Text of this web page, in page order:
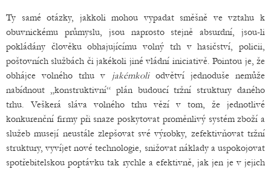
Ty samé otázky, jakkoli mohou vypadat směšně ve vztahu k
obuvnickému průmyslu, jsou naprosto stejně absurdní, jsou-li
pokládány člověku obhajujícímu volný trh v hasičství, policii,
poštovních službách či jakékoli jiné vládní iniciativě. Pointou je, že
obhájce volného trhu v jakémkoliodvětví jednoduše nemůže
nabídnout „konstruktivní“ plán budoucí tržní struktury daného
trhu. Veškerá sláva volného trhu vězí v tom, že jednotlivé
konkurenční firmy při snaze poskytovat proměnlivý systém zboží a
služeb musejí neustále zlepšovat své výrobky, zefektivňovat tržní
struktury, vyvíjet nové technologie, snižovat náklady a uspokojovat
spotřebitelskou poptávku tak rychle a efektivně, jak jen je v jejich